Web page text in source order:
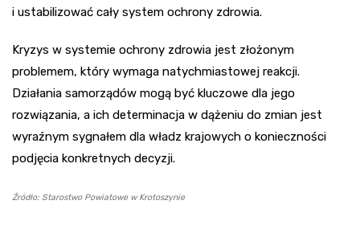
i ustabilizować cały system ochrony zdrowia.
Kryzys w systemie ochrony zdrowia jest złożonym
problemem, który wymaga natychmiastowej reakcji.
Działania samorządów mogą być kluczowe dla jego
rozwiązania, a ich determinacja w dążeniu do zmian jest
wyraźnym sygnałem dla władz krajowych o konieczności
podjęcia konkretnych decyzji.
Źródło: Starostwo Powiatowe w Krotoszynie